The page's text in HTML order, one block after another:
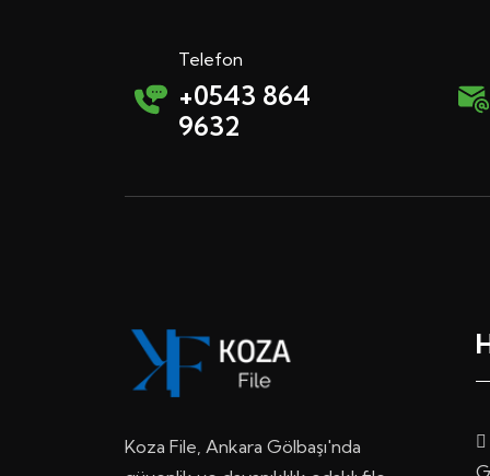
Telefon
+0543 864
9632
Koza File, Ankara Gölbaşı'nda